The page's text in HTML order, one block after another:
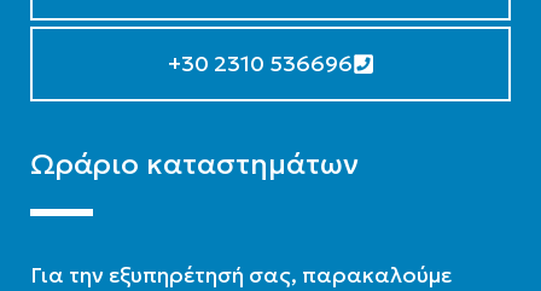
+30 2310 536696
Ωράριο καταστημάτων
Για την εξυπηρέτησή σας, παρακαλούμε